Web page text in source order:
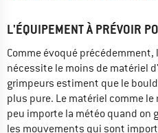
L'ÉQUIPEMENT À PRÉVOIR
Comme évoqué
nécessite le moins de matériel
grimpeurs estiment que le
plus pure. Le matériel comme
peu importe la météo quand on
les mouvements qui sont